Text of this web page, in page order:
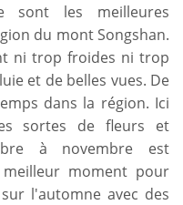
sont les meilleures
du mont Songshan.
ni trop froides ni trop
et de belles vues. De
dans la région. Ici
sortes de fleurs et
à novembre est
moment pour
l'automne avec des